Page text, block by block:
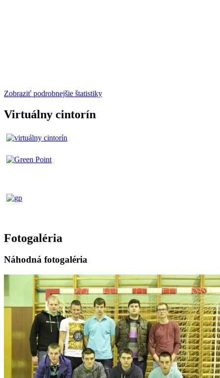
Zobraziť podrobnejšie štatistiky
Virtuálny cintorín
Fotogaléria
Náhodná fotogaléria